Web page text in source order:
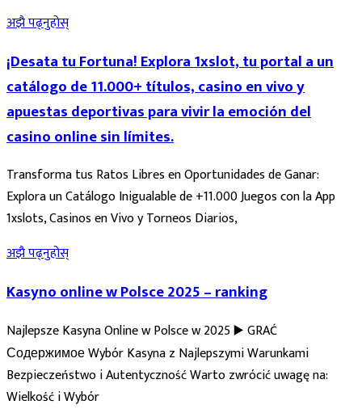
अझै पढ्नुहोस्
¡Desata tu Fortuna! Explora 1xslot, tu portal a un
catálogo de 11.000+ títulos, casino en vivo y
apuestas deportivas para vivir la emoción del
casino online sin límites.
Transforma tus Ratos Libres en Oportunidades de Ganar:
Explora un Catálogo Inigualable de +11.000 Juegos con la App
1xslots, Casinos en Vivo y Torneos Diarios,
अझै पढ्नुहोस्
Kasyno online w Polsce 2025 – ranking
Najlepsze Kasyna Online w Polsce w 2025 ▶️ GRAĆ
Содержимое Wybór Kasyna z Najlepszymi Warunkami
Bezpieczeństwo i Autentyczność Warto zwrócić uwagę na:
Wielkość i Wybór